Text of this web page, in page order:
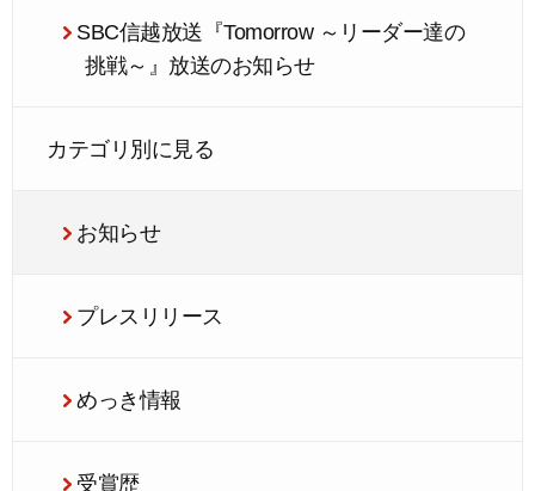
SBC信越放送『Tomorrow ～リーダー達の
挑戦～』放送のお知らせ
カテゴリ別に見る
お知らせ
プレスリリース
めっき情報
受賞歴